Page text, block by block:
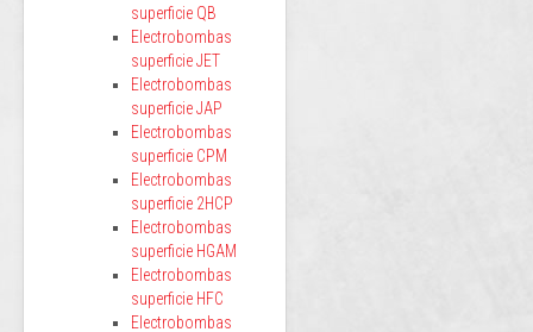
superficie QB
Electrobombas
superficie JET
Electrobombas
superficie JAP
Electrobombas
superficie CPM
Electrobombas
superficie 2HCP
Electrobombas
superficie HGAM
Electrobombas
superficie HFC
Electrobombas